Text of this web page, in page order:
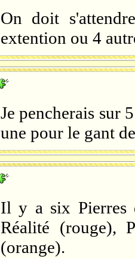
On doit
extention ou 4
Je pencherais sur
une pour le gant
Il y a six Pierres
Réalité (rouge),
(orange).